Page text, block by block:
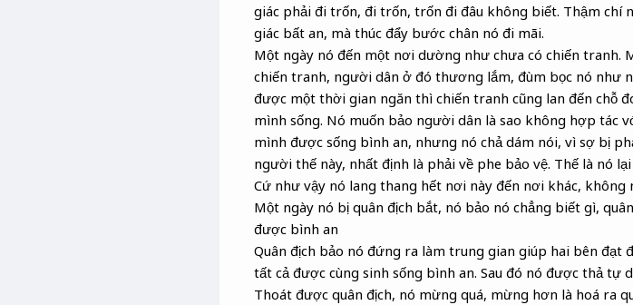
giác phải đi trốn, đi trốn, trốn đi đâu không biết. Thậm chí
giác bất an, mà thúc đẩy bước chân nó đi mãi.
Một ngày nó đến một nơi dường như chưa có chiến tranh.
chiến tranh, người dân ở đó thương lắm, đùm bọc nó như
được một thời gian ngăn thì chiến tranh cũng lan đến chỗ
mình sống. Nó muốn bảo người dân là sao không hợp tác
mình được sống bình an, nhưng nó chả dám nói, vì sợ bị
người thế này, nhất định là phải về phe bảo vệ. Thế là nó
Cứ như vậy nó lang thang hết nơi này đến nơi khác, không
Một ngày nó bị quân địch bắt, nó bảo nó chẳng biết gì,
được bình an
Quân địch bảo nó đứng ra làm trung gian giúp hai bên
tất cả được cùng sinh sống bình an. Sau đó nó được thả tự
Thoát được quân địch, nó mừng quá, mừng hơn là hoá ra